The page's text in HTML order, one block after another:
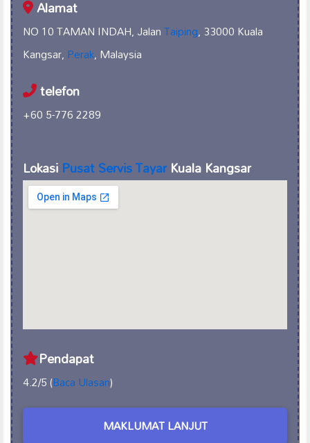
Alamat
NO 10 TAMAN INDAH, JalanTaiping, 33000 Kuala
Kangsar,Perak, Malaysia
telefon
+60 5-776 2289
LokasiPusat Servis TayarKuala Kangsar
Pendapat
4.2/5 (Baca Ulasan)
MAKLUMAT LANJUT